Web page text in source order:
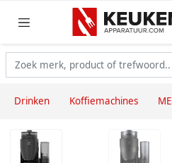
Drinken Koffiemachines